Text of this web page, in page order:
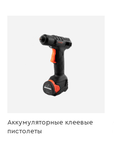
Аккумуляторные клеевые
пистолеты